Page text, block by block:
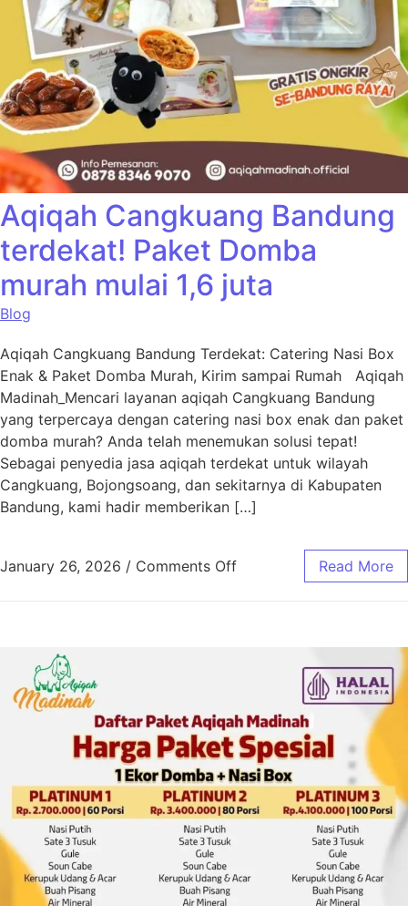
Aqiqah Cangkuang Bandung
terdekat! Paket Domba
murah mulai 1,6 juta
Blog
Aqiqah Cangkuang Bandung Terdekat: Catering Nasi Box
Enak & Paket Domba Murah, Kirim sampai Rumah Aqiqah
Madinah_Mencari layanan aqiqah Cangkuang Bandung
yang terpercaya dengan catering nasi box enak dan paket
domba murah? Anda telah menemukan solusi tepat!
Sebagai penyedia jasa aqiqah terdekat untuk wilayah
Cangkuang, Bojongsoang, dan sekitarnya di Kabupaten
Bandung, kami hadir memberikan […]
January 26, 2026 / Comments Off Read More